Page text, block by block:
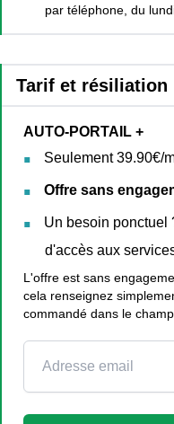
par téléphone, du
Tarif et résiliation
AUTO-PORTAIL +
Seulement 39.90€/
Offre sans
Un besoin ponctuel
d'accès aux
L'offre est sans
cela renseignez
commandé dans le